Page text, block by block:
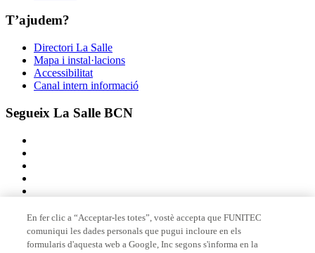
T’ajudem?
Directori La Salle
Mapa i instal·lacions
Accessibilitat
Canal intern informació
Segueix La Salle BCN
Membre de
En fer clic a “Acceptar-les totes”, vostè accepta que FUNITEC
comuniqui les dades personals que pugui incloure en els
formularis d'aquesta web a Google, Inc segons s'informa en la